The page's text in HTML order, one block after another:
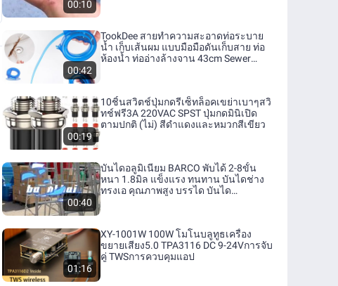
00:10
00:42
TookDee สายทำความสะอาดท่อระบาย
น้ำ เก็บเส้นผม แบบมือมือดันเก็บสาย ท่อ
ห้องน้ำ ท่ออ่างล้างจาน 43cm Sewer
00:19
10ชิ้นสวิตช์ปุ่มกดรีเซ็ทล็อคเขย่าเบาๆสวิ
ทช์ฟรี3A 220VAC SPST ปุ่มกดมินิเปิด
ตามปกติ (ไม่) สีดำแดงและหมวกสีเขียว
00:40
บันไดอลูมิเนียม BARCO พับได้ 2-8ขั้น
หนา 1.8มิล แข็งแรง ทนทาน บันไดช่าง
ทรงเอ คุณภาพสูง บรรได บันได
01:16
XY-1001W 100W โมโนบลูทูธเครื่อง
ขยายเสียง5.0 TPA3116 DC 9-24Vการจับ
คู่ TWSการควบคุมแอป